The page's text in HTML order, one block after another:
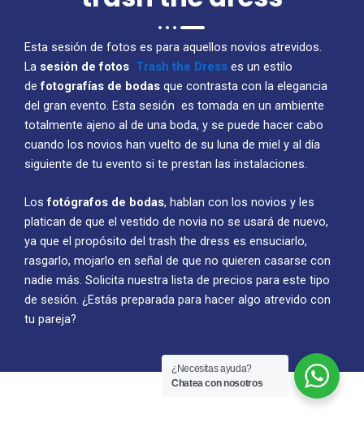
Esta sesión de fotos es para aquellos novios atrevidos.
La sesión de fotos Trash the Dress es un estilo
defotografías de bodas que contrasta con la elegancia
del gran evento. Esta sesión es tomada en un ambiente
totalmente ajeno al de una boda, y se puede hacer cabo
cuando los novios han vuelto de su luna de miel y al día
siguiente de tu evento si te prestan las instalaciones.
Losfotógrafos de bodas, hablan con los novios y les
platican de que el vestido de novia no se usará de nuevo,
ya que el propósito del trash the dress es ensuciarlo,
rasgarlo, mojarlo en señal de que no quieren casarse con
nadie más. Solicita nuestra lista de precios para este tipo
de sesión. ¿Estás preparada para hacer algo atrevido con
tu pareja?
¿Necesitas ayuda?
Chatea con nosotros